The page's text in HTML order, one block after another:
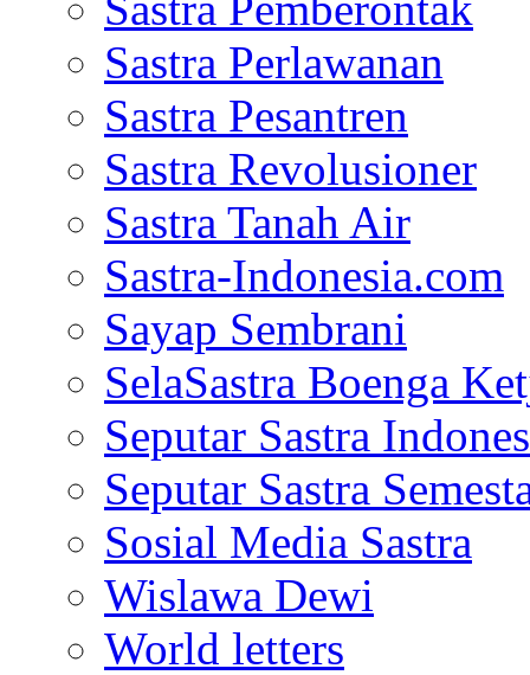
Sastra Perlawanan
Sastra Pesantren
Sastra Revolusioner
Sastra Tanah Air
Sastra-Indonesia.com
Sayap Sembrani
SelaSastra Boenga
Seputar Sastra
Seputar Sastra
Sosial Media Sastra
Wislawa Dewi
World letters